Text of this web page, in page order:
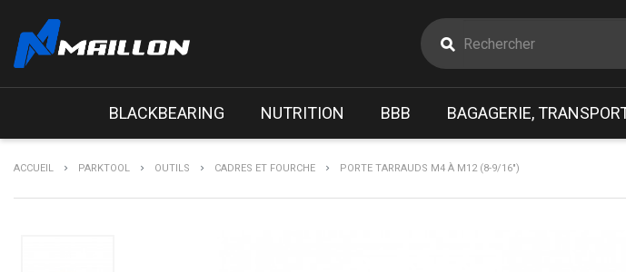
BLACKBEARING NUTRITION BBB BAGAGERIE,
ACCUEIL PARKTOOL OUTILS CADRES ET FOURCHE PORTE TARRAUDS M4 À M12 (8-9/16")